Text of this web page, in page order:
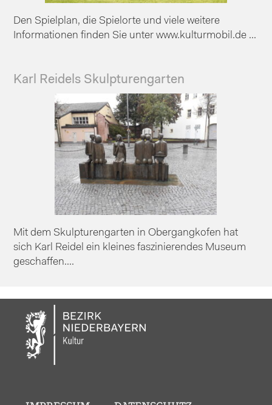
Den Spielplan, die Spielorte und viele weitere
Informationen finden Sie unter www.kulturmobil.de ...
Karl Reidels Skulpturengarten
Mit dem Skulpturengarten in Obergangkofen hat
sich Karl Reidel ein kleines faszinierendes Museum
geschaffen....